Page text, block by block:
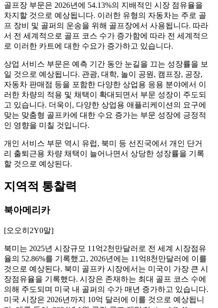
골프장 부문은 2026년에 54.13%의 지배적인 시장 점유율을
차지할 것으로 예상됩니다. 이러한 유형의 자동차는 주로 골
프 장비 및 골퍼의 운송을 위해 골프장에서 사용됩니다. 따라
서 전 세계적으로 골프 코스 수가 증가함에 따라 전 세계적으
로 이러한 카트에 대한 수요가 증가하고 있습니다.
상업 서비스 부문은 예측 기간 동안 눈길을 끄는 성장률을 보
일 것으로 예상됩니다. 관광, 대학, 놀이 공원, 캠프장, 공장,
자동차 판매점 등을 포함한 다양한 상업용 응용 분야에서 이
러한 차량의 적용 및 채택이 확대되면서 부문 성장이 주도되
고 있습니다. 더욱이, 다양한 상업용 애플리케이션의 요구에
맞는 맞춤형 골프카에 대한 수요 증가는 부문 성장에 긍정적
인 영향을 미칠 것입니다.
개인 서비스 부문 역시 유럽, 북미 등 선진국에서 개인 단거
리 출퇴근용 차량 채택이 늘어나면서 상당한 성장률을 기록
할 것으로 예상된다.
지역적 통찰력
북아메리카
[오오히2Y0말]
북미는 2025년 시장규모 11억2천만달러로 전 세계 시장점유
율의 52.86%를 기록했고, 2026년에는 11억8천만달러에 이를
것으로 예상된다. 북미 골프카 시장에서는 미국이 가장 큰 시
장점유율을 기록했다. 시장은 존재하는 최대 골프 코스 수에
의해 주도되며 미국 내 골퍼의 수가 매년 증가하고 있습니다.
미국 시장은 2026년까지 10억 달러에 이를 것으로 예상됩니